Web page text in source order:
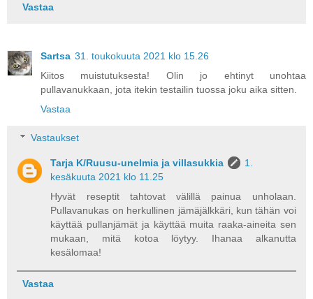
Vastaa
Sartsa 31. toukokuuta 2021 klo 15.26
Kiitos muistutuksesta! Olin jo ehtinyt unohtaa
pullavanukkaan, jota itekin testailin tuossa joku aika sitten.
Vastaa
Vastaukset
Tarja K/Ruusu-unelmia ja villasukkia
1.
kesäkuuta 2021 klo 11.25
Hyvät reseptit tahtovat välillä painua unholaan.
Pullavanukas on herkullinen jämäjälkkäri, kun tähän voi
käyttää pullanjämät ja käyttää muita raaka-aineita sen
mukaan, mitä kotoa löytyy. Ihanaa alkanutta
kesälomaa!
Vastaa